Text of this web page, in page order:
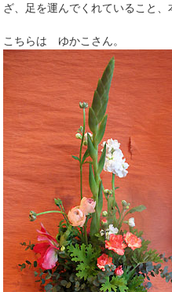
ざ、足を運んでくれていること、
こちらは ゆかこさん。